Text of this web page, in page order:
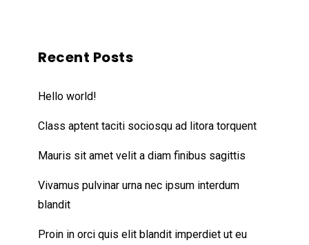
Recent Posts
Hello world!
Class aptent taciti sociosqu ad litora torquent
Mauris sit amet velit a diam finibus sagittis
Vivamus pulvinar urna nec ipsum interdum
blandit
Proin in orci quis elit blandit imperdiet ut eu